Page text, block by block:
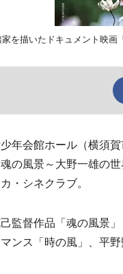
を描いたドキュメント映
年会館ホール（横須
の風景～大野一雄の
・シネクラブ。
監督作品「魂の風景
ンス「時の風」、平野